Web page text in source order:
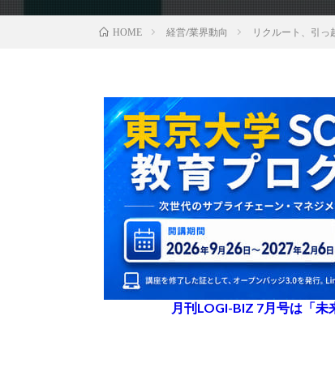
HOME 経営/業界動向 リクルート、引
月刊LOGI-BIZ 7月号は「